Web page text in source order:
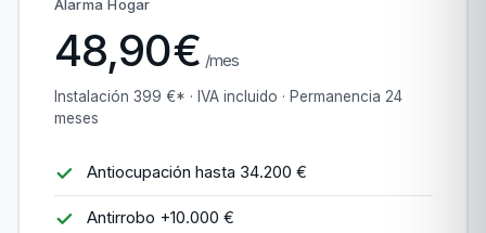
Alarma Hogar
48,90€ /mes
Instalación 399 €* · IVA incluido · Permanencia 24
meses
Antiocupación hasta 34.200 €
Antirrobo +10.000 €